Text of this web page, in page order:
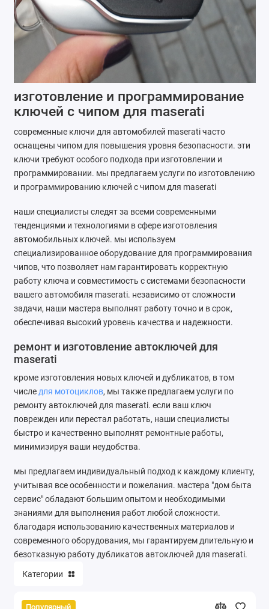
изготовление и программирование
ключей с чипом для maserati
современные ключи для автомобилей maserati часто
оснащены чипом для повышения уровня безопасности. эти
ключи требуют особого подхода при изготовлении и
программировании. мы предлагаем услуги по изготовлению
и программированию ключей с чипом для maserati
наши специалисты следят за всеми современными
тенденциями и технологиями в сфере изготовления
автомобильных ключей. мы используем
специализированное оборудование для программирования
чипов, что позволяет нам гарантировать корректную
работу ключа и совместимость с системами безопасности
вашего автомобиля maserati. независимо от сложности
задачи, наши мастера выполнят работу точно и в срок,
обеспечивая высокий уровень качества и надежности.
ремонт и изготовление автоключей для
maserati
кроме изготовления новых ключей и дубликатов, в том
числе для мотоциклов, мы также предлагаем услуги по
ремонту автоключей для maserati. если ваш ключ
поврежден или перестал работать, наши специалисты
быстро и качественно выполнят ремонтные работы,
минимизируя ваши неудобства.
мы предлагаем индивидуальный подход к каждому клиенту,
учитывая все особенности и пожелания. мастера "дом быта
сервис" обладают большим опытом и необходимыми
знаниями для выполнения работ любой сложности.
благодаря использованию качественных материалов и
современного оборудования, мы гарантируем длительную и
безотказную работу дубликатов автоключей для maserati.
Категории
Популярный